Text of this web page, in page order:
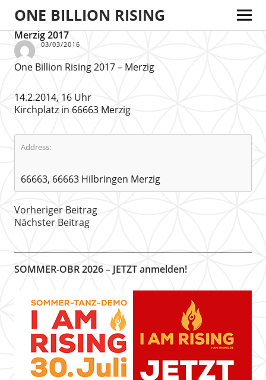
ONE BILLION RISING
Merzig 2017
03/03/2016
One Billion Rising 2017 – Merzig
14.2.2014, 16 Uhr
Kirchplatz in 66663 Merzig
Address:
66663, 66663 Hilbringen Merzig
Vorheriger Beitrag
Nächster Beitrag
SOMMER-OBR 2026 – JETZT anmelden!